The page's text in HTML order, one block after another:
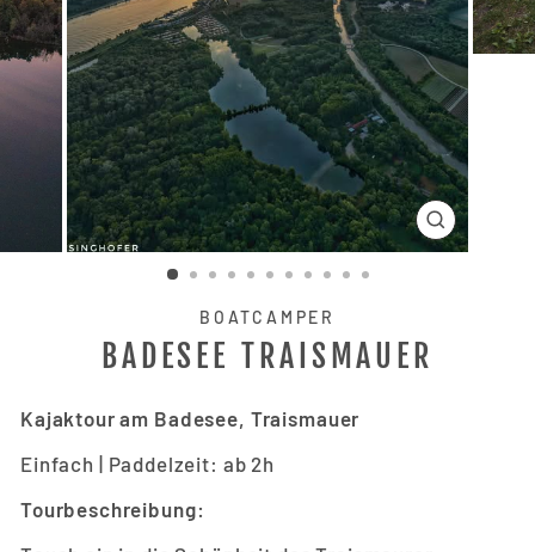
ESC)
BOATCAMPER
BADESEE TRAISMAUER
Kajaktour am Badesee, Traismauer
Einfach | Paddelzeit: ab 2h
Tourbeschreibung: